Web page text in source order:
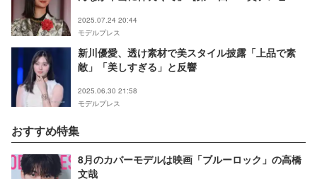
2025.07.24 20:44
モデルプレス
新川優愛、透け素材で美スタイル披露「上品で素
敵」「美しすぎる」と反響
2025.06.30 21:58
モデルプレス
おすすめ特集
8月のカバーモデルは映画「ブルーロック」の高橋
文哉